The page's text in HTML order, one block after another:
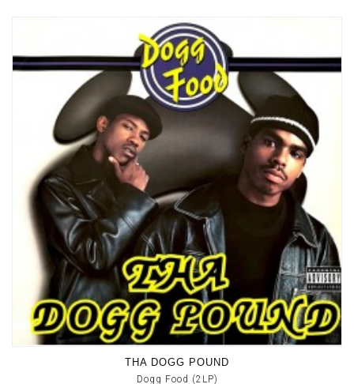
THA DOGG POUND
Dogg Food (2LP)